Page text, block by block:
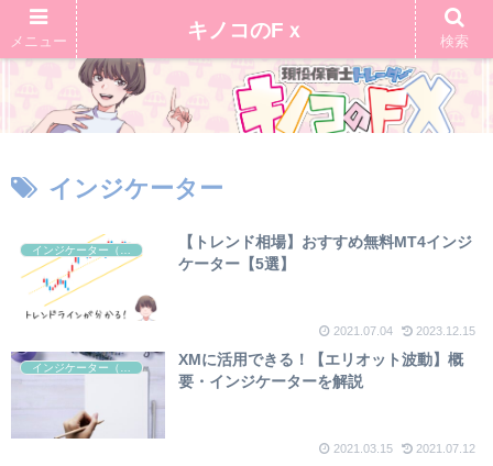
インジケーター
【トレンド相場】おすすめ無料MT4インジ
ケーター【5選】
2021.07.04 2023.12.15
XMに活用できる！【エリオット波動】概
要・インジケーターを解説
2021.03.15 2021.07.12
メニュー キノコのFｘ 検索